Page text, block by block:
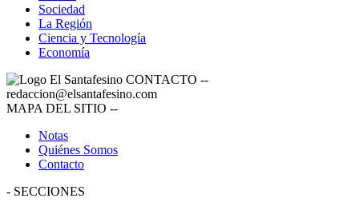
Sociedad
La Región
Ciencia y Tecnología
Economía
CONTACTO --
redaccion@elsantafesino.com
MAPA DEL SITIO --
Notas
Quiénes Somos
Contacto
- SECCIONES